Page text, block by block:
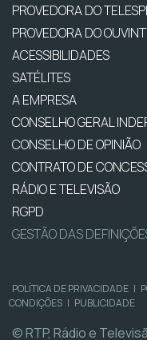
PROVEDORA DO
PROVEDORA DO
ACESSIBILIDADES
SATÉLITES
A EMPRESA
CONSELHO GERAL
CONSELHO DE OPINIÃO
CONTRATO DE
RÁDIO E TELEVISÃO
RGPD
GESTÃO DAS
POLÍTICA DE PRIVACIDADE |
CONDIÇÕES | PUBLICIDADE
© RTP, Rádio e